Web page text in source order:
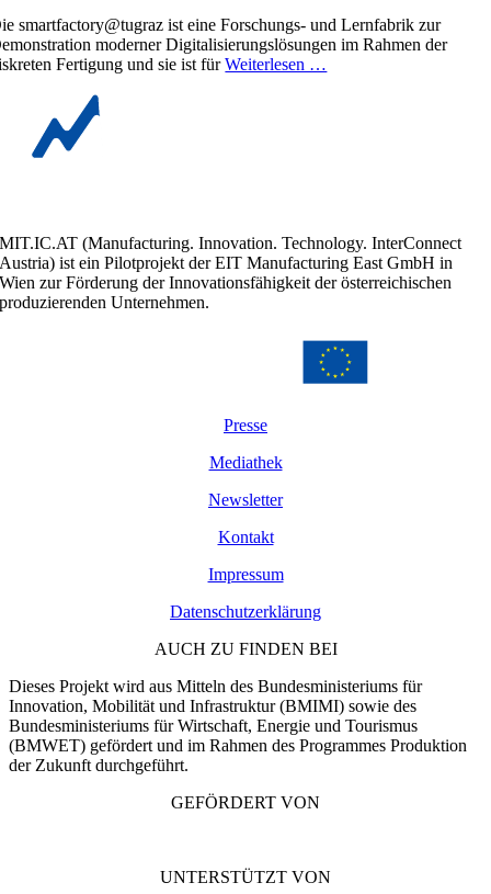
smartfactory@tugraz ist eine Forschungs- und Lernfabrik zur
moderner Digitalisierungslösungen im Rahmen der
Fertigung und sie ist fürWeiterlesen …
MIT.IC.AT (Manufacturing. Innovation. Technology. InterConnect
Austria) ist ein Pilotprojekt der EIT Manufacturing East GmbH in
Wien zur Förderung der Innovationsfähigkeit der österreichischen
produzierenden Unternehmen.
Presse
Mediathek
Newsletter
Kontakt
Impressum
Datenschutzerklärung
AUCH ZU FINDEN BEI
Dieses Projekt wird aus Mitteln des Bundesministeriums für
Innovation, Mobilität und Infrastruktur (BMIMI) sowie des
Bundesministeriums für Wirtschaft, Energie und Tourismus
(BMWET) gefördert und im Rahmen des Programmes Produktion
der Zukunft durchgeführt.
GEFÖRDERT VON
UNTERSTÜTZT VON